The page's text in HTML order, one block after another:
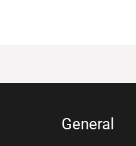
General